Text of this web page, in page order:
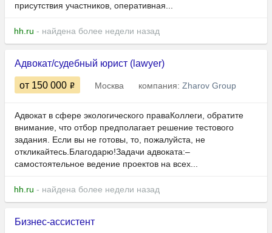
присутствия участников, оперативная...
hh.ru - найдена более недели назад
Адвокат/судебный юрист (lawyer)
от 150 000 Москва компания: Zharov Group
Адвокат в сфере экологического праваКоллеги, обратите
внимание, что отбор предполагает решение тестового
задания. Если вы не готовы, то, пожалуйста, не
откликайтесь.Благодарю!Задачи адвоката:–
самостоятельное ведение проектов на всех...
hh.ru - найдена более недели назад
Бизнес-ассистент